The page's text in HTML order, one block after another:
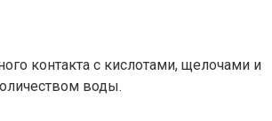
контакта с кислотами, щелочами и
воды.